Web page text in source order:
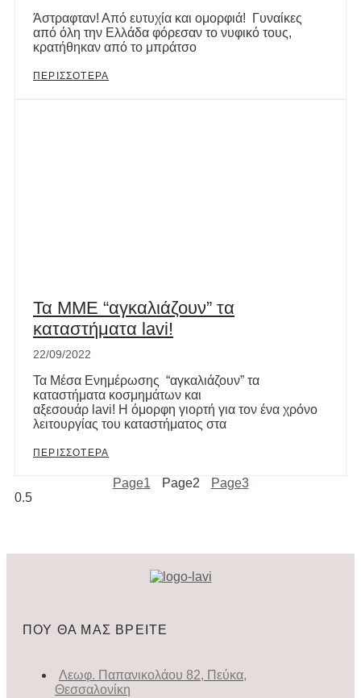
Άστραφταν! Από ευτυχία και ομορφιά! Γυναίκες
από όλη την Ελλάδα φόρεσαν το νυφικό τους,
κρατήθηκαν από το μπράτσο
ΠΕΡΙΣΣΟΤΕΡΑ
Τα ΜΜΕ “αγκαλιάζουν” τα
καταστήματα lavi!
22/09/2022
Τα Μέσα Ενημέρωσης “αγκαλιάζουν” τα
καταστήματα κοσμημάτων και
αξεσουάρ lavi! H όμορφη γιορτή για τον ένα χρόνο
λειτουργίας του καταστήματος στα
ΠΕΡΙΣΣΟΤΕΡΑ
Page1 Page2 Page3
ΠΟΥ ΘΑ ΜΑΣ ΒΡΕΙΤΕ
Λεωφ. Παπανικολάου 82, Πεύκα,
Θεσσαλονίκη